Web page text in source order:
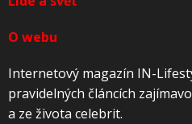
O webu
Internetový magazín IN-
pravidelných článcích
a ze života celebrit.